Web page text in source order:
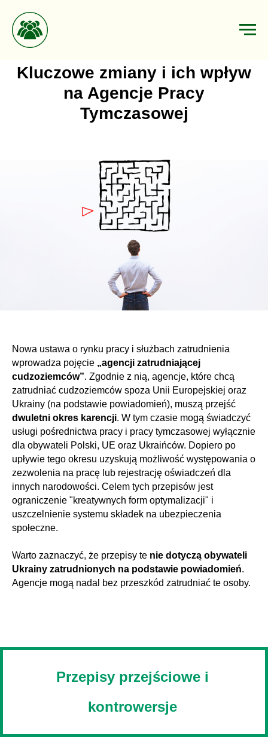
Kluczowe zmiany i ich wpływ
na Agencje Pracy
Tymczasowej
Nowa ustawa o rynku pracy i służbach zatrudnienia
wprowadza pojęcie „agencji zatrudniającej
cudzoziemców”. Zgodnie z nią, agencje, które chcą
zatrudniać cudzoziemców spoza Unii Europejskiej oraz
Ukrainy (na podstawie powiadomień), muszą przejść
dwuletni okres karencji. W tym czasie mogą świadczyć
usługi pośrednictwa pracy i pracy tymczasowej wyłącznie
dla obywateli Polski, UE oraz Ukraińców. Dopiero po
upływie tego okresu uzyskują możliwość występowania o
zezwolenia na pracę lub rejestrację oświadczeń dla
innych narodowości. Celem tych przepisów jest
ograniczenie "kreatywnych form optymalizacji" i
uszczelnienie systemu składek na ubezpieczenia
społeczne.
Warto zaznaczyć, że przepisy te nie dotyczą obywateli
Ukrainy zatrudnionych na podstawie powiadomień.
Agencje mogą nadal bez przeszkód zatrudniać te osoby.
Przepisy przejściowe i
kontrowersje